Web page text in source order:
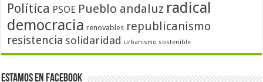
Política PSOE Pueblo andaluz radical
democracia renovables republicanismo
resistencia solidaridad urbanismo sostenible
Estamos en Facebook